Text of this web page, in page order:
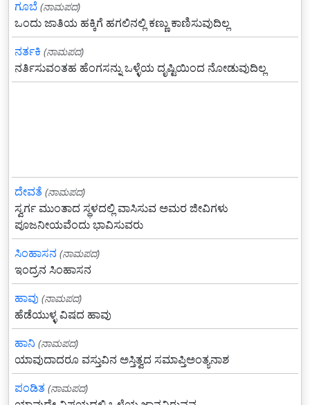
ಗೂಬೆ (ನಾಮಪದ)
ಒಂದು ಜಾತಿಯ ಹಕ್ಕಿಗೆ ಹಗಲಿನಲ್ಲಿ ಕಣ್ಣು ಕಾಣಿಸುವುದಿಲ್ಲ
ನರ್ತಕಿ (ನಾಮಪದ)
ನರ್ತಿಸುವಂತಹ ಹೆಂಗಸನ್ನು ಒಳ್ಳೆಯ ದೃಷ್ಟಿಯಿಂದ ನೋಡುವುದಿಲ್ಲ
ದೇವತೆ (ನಾಮಪದ)
ಸ್ವರ್ಗ ಮುಂತಾದ ಸ್ಥಳದಲ್ಲಿ ವಾಸಿಸುವ ಅಮರ ಜೀವಿಗಳು
ಪೂಜನೀಯವೆಂದು ಭಾವಿಸುವರು
ಸಿಂಹಾಸನ (ನಾಮಪದ)
ಇಂದ್ರನ ಸಿಂಹಾಸನ
ಹಾವು (ನಾಮಪದ)
ಹೆಡೆಯುಳ್ಳ ವಿಷದ ಹಾವು
ಹಾನಿ (ನಾಮಪದ)
ಯಾವುದಾದರೂ ವಸ್ತುವಿನ ಅಸ್ತಿತ್ವದ ಸಮಾಪ್ತಿಅಂತ್ಯನಾಶ
ಪಂಡಿತ (ನಾಮಪದ)